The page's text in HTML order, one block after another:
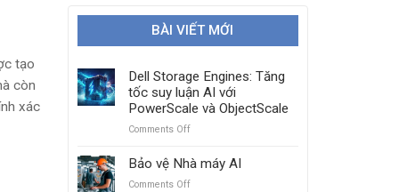
tạo
còn
xác
BÀI VIẾT MỚI
Dell Storage Engines: Tăng
tốc suy luận AI với
PowerScale và ObjectScale
Comments Off
Storage
Engines:
Bảo vệ Nhà máy AI
Comments Off